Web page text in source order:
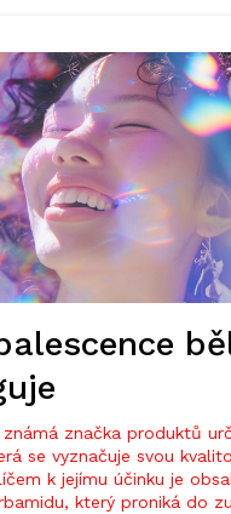
známá značka produktů
se vyznačuje svou
k jejímu účinku je
který proniká do